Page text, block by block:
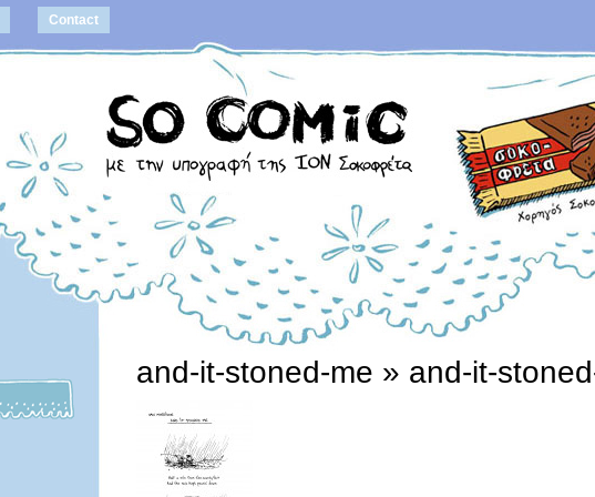
Contact
and-it-stoned-me » and-it-